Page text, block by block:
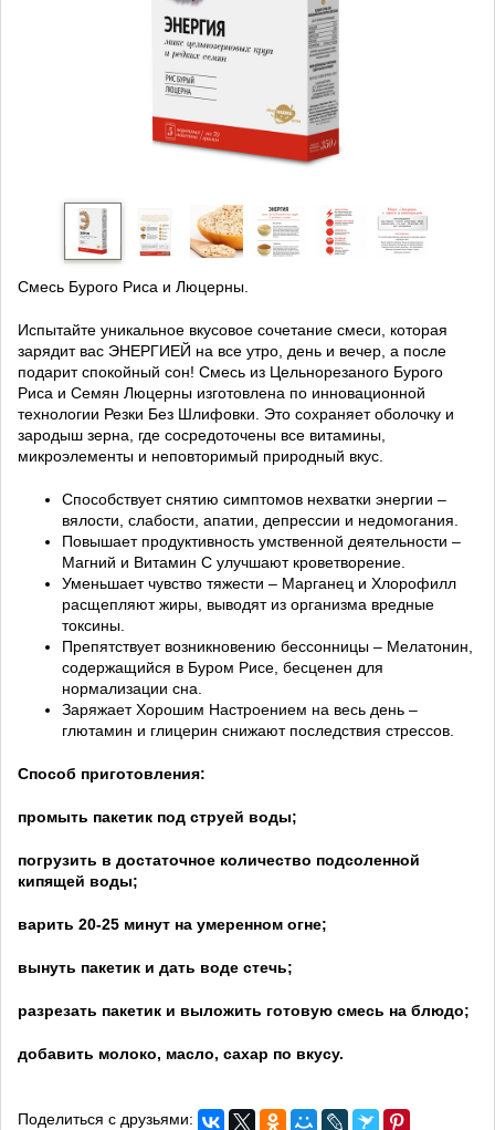
Смесь Бурого Риса и Люцерны.
Испытайте уникальное вкусовое сочетание смеси, которая
зарядит вас ЭНЕРГИЕЙ на все утро, день и вечер, а после
подарит спокойный сон! Смесь из Цельнорезаного Бурого
Риса и Семян Люцерны изготовлена по инновационной
технологии Резки Без Шлифовки. Это сохраняет оболочку и
зародыш зерна, где сосредоточены все витамины,
микроэлементы и неповторимый природный вкус.
Способствует снятию симптомов нехватки энергии –
вялости, слабости, апатии, депрессии и недомогания.
Повышает продуктивность умственной деятельности –
Магний и Витамин С улучшают кроветворение.
Уменьшает чувство тяжести – Марганец и Хлорофилл
расщепляют жиры, выводят из организма вредные
токсины.
Препятствует возникновению бессонницы – Мелатонин,
содержащийся в Буром Рисе, бесценен для
нормализации сна.
Заряжает Хорошим Настроением на весь день –
глютамин и глицерин снижают последствия стрессов.
Способ приготовления:
промыть пакетик под струей воды;
погрузить в достаточное количество подсоленной
кипящей воды;
варить 20-25 минут на умеренном огне;
вынуть пакетик и дать воде стечь;
разрезать пакетик и выложить готовую смесь на блюдо;
добавить молоко, масло, сахар по вкусу.
Поделиться с друзьями: